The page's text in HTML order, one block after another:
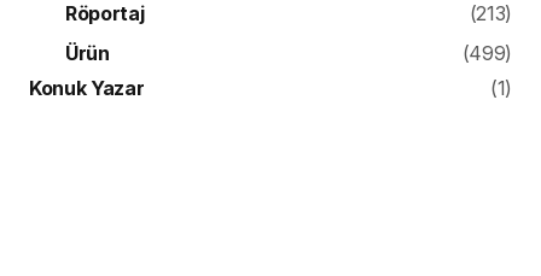
Röportaj
(213)
Ürün
(499)
Konuk Yazar
(1)